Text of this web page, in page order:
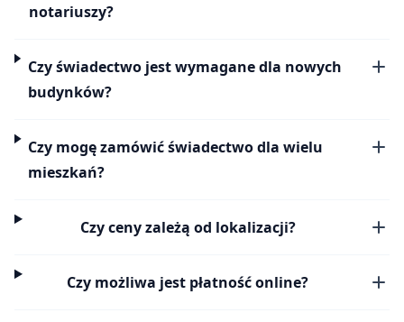
notariuszy?
Czy świadectwo jest wymagane dla nowych
budynków?
Czy mogę zamówić świadectwo dla wielu
mieszkań?
Czy ceny zależą od lokalizacji?
Czy możliwa jest płatność online?